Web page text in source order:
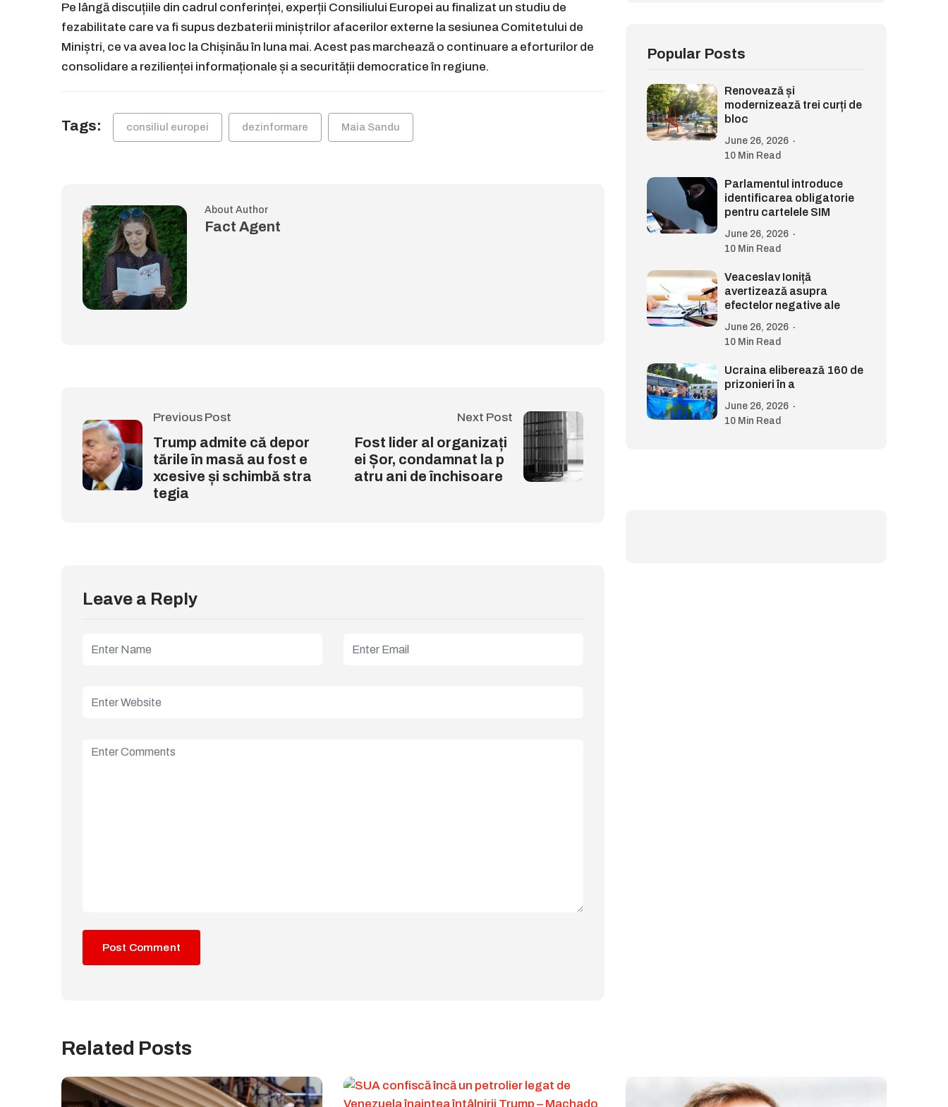
Pe lângă discuțiile din cadrul conferinței, experții Consiliului Europei au finalizat un studiu de
fezabilitate care va fi supus dezbaterii miniștrilor afacerilor externe la sesiunea Comitetului de
Miniștri, ce va avea loc la Chișinău în luna mai. Acest pas marchează o continuare a eforturilor de
consolidare a rezilienței informaționale și a securității democratice în regiune.
Tags: consiliul europei dezinformare Maia Sandu
About Author
Fact Agent
Previous Post
Trump admite că depor
tările în masă au fost e
xcesive și schimbă stra
tegia
Next Post
Fost lider al organizați
ei Șor, condamnat la p
atru ani de închisoare
Leave a Reply
Popular Posts
Renovează și
modernizează trei curți de
bloc
June 26, 2026
10 Min Read
Parlamentul introduce
identificarea obligatorie
pentru cartelele SIM
June 26, 2026
10 Min Read
Veaceslav Ioniță
avertizează asupra
efectelor negative ale
June 26, 2026
10 Min Read
Ucraina eliberează 160 de
prizonieri în a
June 26, 2026
10 Min Read
Related Posts